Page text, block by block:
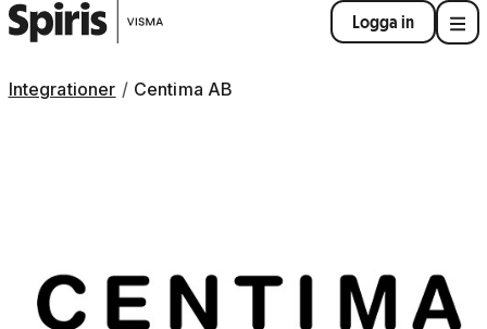
Logga in
Integrationer Centima AB